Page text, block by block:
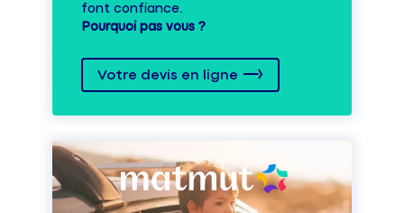
font confiance.
Pourquoi pas vous ?
Votre devis en ligne